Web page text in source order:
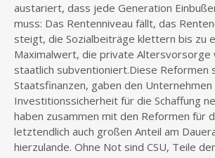
austariert, dass jede Generation
muss: Das Rentenniveau fällt, das
steigt, die Sozialbeiträge klettern bis zu
Maximalwert, die private Altersvorsorge
staatlich subventioniert.Diese Reformen
Staatsfinanzen, gaben den
Investitionssicherheit für die Schaffung
haben zusammen mit den Reformen für
letztendlich auch großen Anteil am
hierzulande. Ohne Not sind CSU, Teile